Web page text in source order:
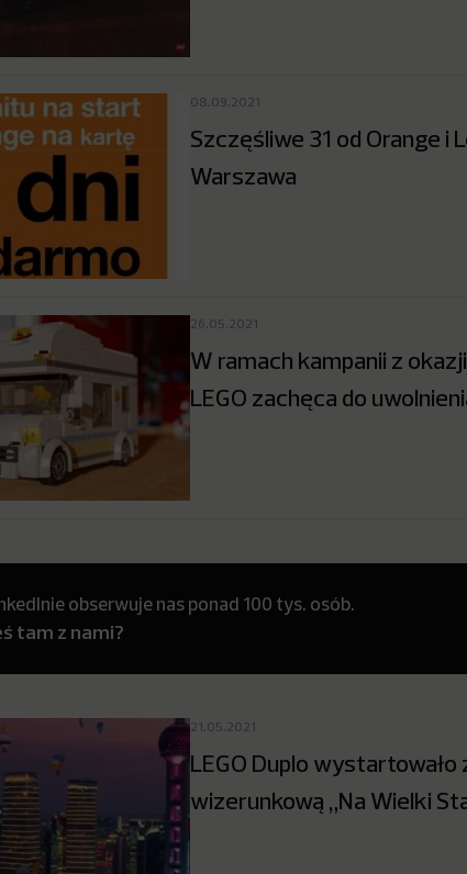
08.09.2021
Szczęśliwe 31 od Orange i
Warszawa
26.05.2021
W ramach kampanii z
LEGO zachęca do
obserwuje nas ponad 100 tys. osób.
tam z nami?
21.05.2021
LEGO Duplo wystartowało
wizerunkową „Na Wielki